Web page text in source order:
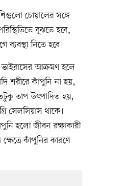
চোয়ালের সঙ্গে
বুঝতে হবে,
নিতে হবে।
ভাইরাসের আক্রমণ হলে
শরীরে কাঁপুনি না হয়,
তাপ উৎপাদিত হয়,
সেলসিয়াস থাকে।
হলো জীবন রক্ষাকারী
কাঁপুনির কারণে